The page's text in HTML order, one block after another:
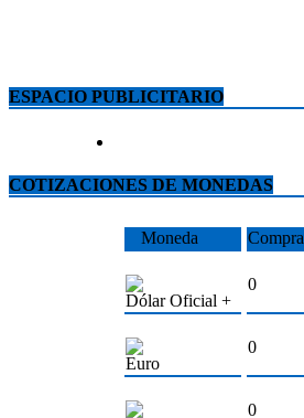
ESPACIO PUBLICITARIO
COTIZACIONES DE MONEDAS
Moneda Compra
Dólar Oficial +
0
Euro
0
0